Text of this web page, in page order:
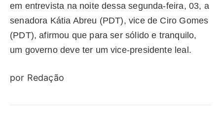
em entrevista na noite dessa segunda-feira, 03, a
senadora Kátia Abreu (PDT), vice de Ciro Gomes
(PDT), afirmou que para ser sólido e tranquilo,
um governo deve ter um vice-presidente leal.
por Redação